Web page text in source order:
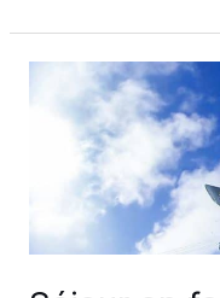
à
Oslo